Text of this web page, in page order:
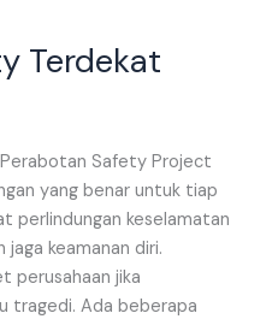
Terdekat
Safety Project
yang benar untuk tiap
perlindungan keselamatan
keamanan diri.
perusahaan jika
tragedi. Ada beberapa